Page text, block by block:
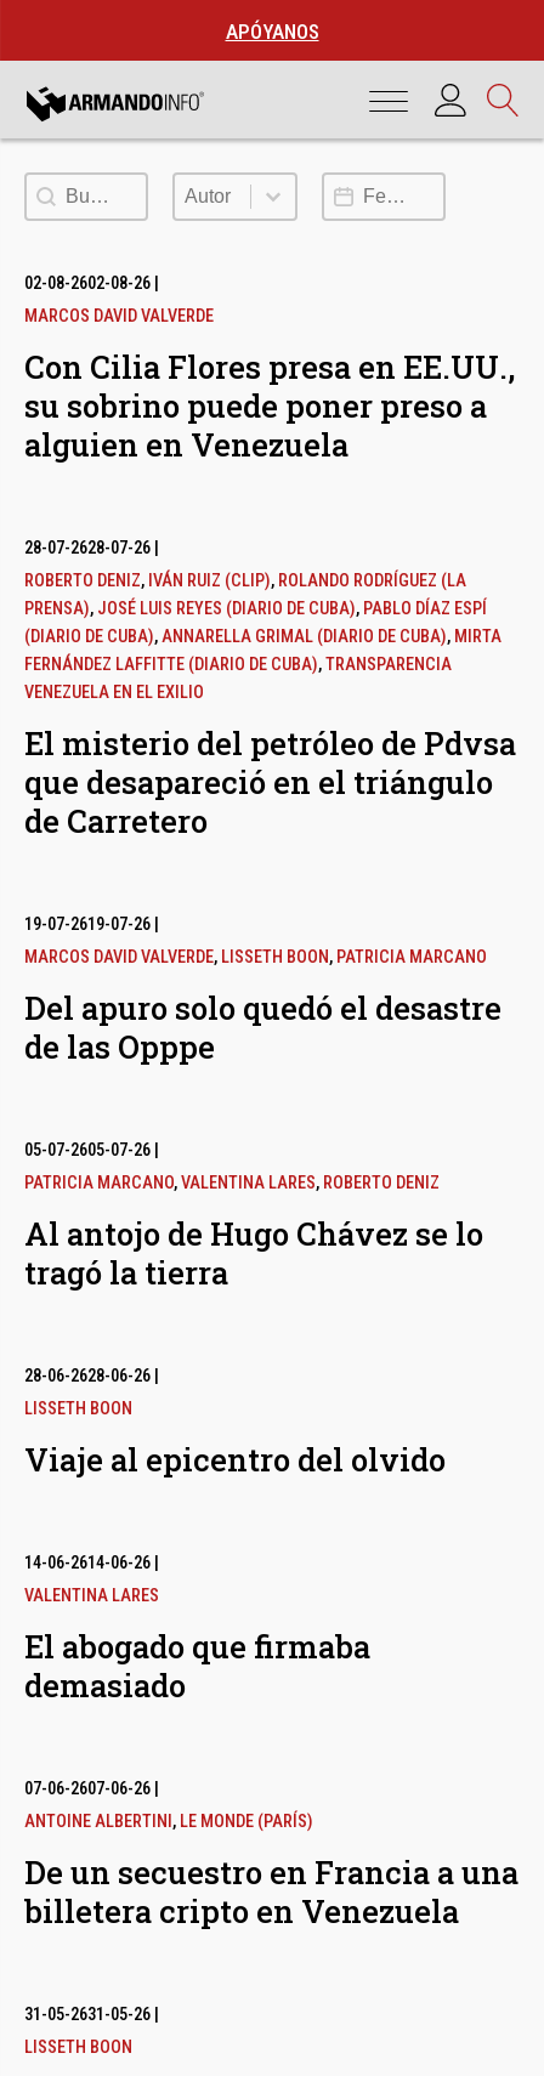
APÓYANOS
Buscar Autor
Autor Fecha de publicación
02-08-2602-08-26
MARCOS DAVID VALVERDE
Con Cilia Flores presa en EE.UU.,
su sobrino puede poner preso a
alguien en Venezuela
28-07-2628-07-26
ROBERTO DENIZ, IVÁN RUIZ (CLIP), ROLANDO RODRÍGUEZ (LA
PRENSA), JOSÉ LUIS REYES (DIARIO DE CUBA), PABLO DÍAZ ESPÍ
(DIARIO DE CUBA),ANNARELLA GRIMAL (DIARIO DE CUBA), MIRTA
FERNÁNDEZ LAFFITTE (DIARIO DE CUBA),TRANSPARENCIA
VENEZUELA EN EL EXILIO
El misterio del petróleo de Pdvsa
que desapareció en el triángulo
de Carretero
19-07-2619-07-26
MARCOS DAVID VALVERDE, LISSETH BOON, PATRICIA MARCANO
Del apuro solo quedó el desastre
de las Opppe
05-07-2605-07-26
PATRICIA MARCANO,VALENTINA LARES, ROBERTO DENIZ
Al antojo de Hugo Chávez se lo
tragó la tierra
28-06-2628-06-26
LISSETH BOON
Viaje al epicentro del olvido
14-06-2614-06-26
VALENTINA LARES
El abogado que firmaba
demasiado
07-06-2607-06-26
ANTOINE ALBERTINI , LE MONDE (PARÍS)
De un secuestro en Francia a una
billetera cripto en Venezuela
31-05-2631-05-26
LISSETH BOON